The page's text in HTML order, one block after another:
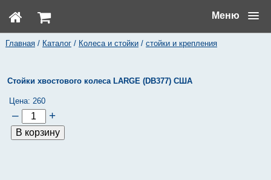
Меню
Главная/ Каталог/ Колеса и стойки/ стойки и крепления
Стойки хвостового колеса LARGE (DB377) США
Цена: 260
– +